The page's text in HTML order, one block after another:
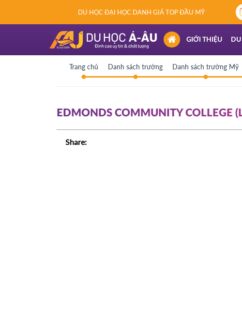
DU HỌC ĐẠI HỌC DANH GIÁ TOP ĐẦU MỸ
(CURRENT)
GIỚI THIỆU
Trang chủ Danh sách trường Danh sách trường Mỹ
EDMONDS COMMUNITY COLLEGE
Share: